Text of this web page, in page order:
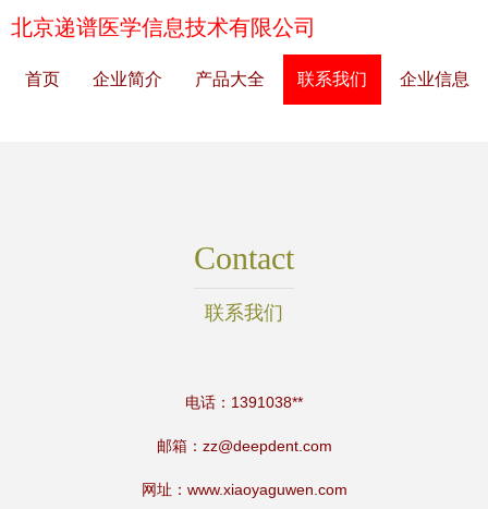
北京递谱医学信息技术有限公司
首页 企业简介 产品大全 联系我们 企业信息
Contact
联系我们
电话：1391038**
邮箱： zz@deepdent.com
网址： www.xiaoyaguwen.com